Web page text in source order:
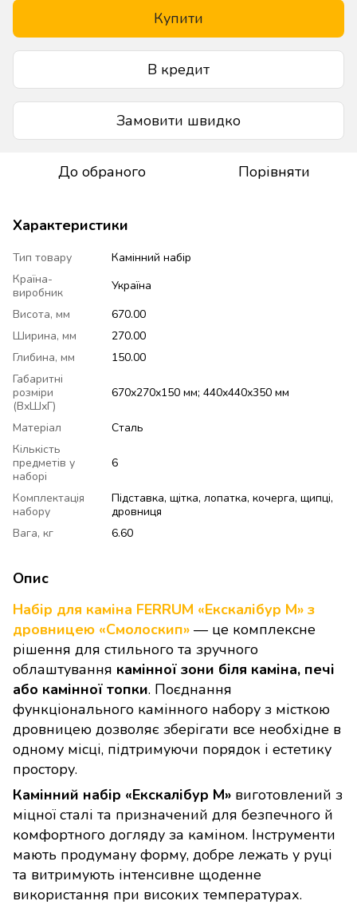
Купити
В кредит
Замовити швидко
До обраного Порівняти
Характеристики
Тип товару
Камінний набір
Країна-
виробник
Україна
Висота, мм
670.00
Ширина, мм
270.00
Глибина, мм
150.00
Габаритні
розміри
(ВхШхГ)
670х270х150 мм; 440х440х350 мм
Матеріал
Сталь
Кількість
предметів у
наборі
6
Комплектація
набору
Підставка, щітка, лопатка, кочерга, щипці,
дровниця
Вага, кг
6.60
Опис
Набір для каміна FERRUM «Екскалібур М» з
дровницею «Смолоскип» — це комплексне
рішення для стильного та зручного
облаштування камінної зони біля каміна, печі
або камінної топки. Поєднання
функціонального камінного набору з місткою
дровницею дозволяє зберігати все необхідне в
одному місці, підтримуючи порядок і естетику
простору.
Камінний набір «Екскалібур М» виготовлений з
міцної сталі та призначений для безпечного й
комфортного догляду за каміном. Інструменти
мають продуману форму, добре лежать у руці
та витримують інтенсивне щоденне
використання при високих температурах.